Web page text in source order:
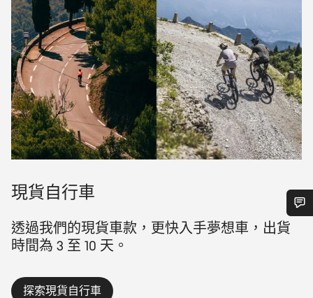
現貨自行車
透過我們的現貨車款，更快入手夢想車，出貨
時間為 3 至 10 天。
探索現貨自行車
需要協助嗎？